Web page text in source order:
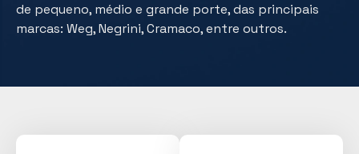
de pequeno, médio e grande porte, das principais
marcas: Weg, Negrini, Cramaco, entre outros.